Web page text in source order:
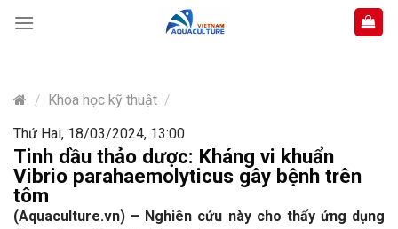
content
/ Khoa học kỹ thuật /
Thứ Hai, 18/03/2024, 13:00
Tinh dầu thảo dược: Kháng vi khuẩn
Vibrio parahaemolyticus gây bệnh trên
tôm
(Aquaculture.vn) – Nghiên cứu này cho thấy ứng dụng